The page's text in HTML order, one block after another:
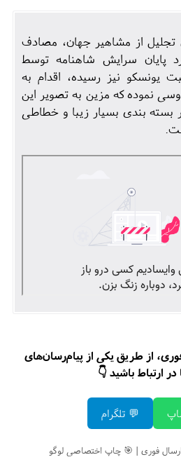
از مشاهیر جهان، مصادف
پایان سرایش شاهنامه توسط
یونسکو نیز رسیده، اقدام به
نموده که مزین به تصویر این
بسته بندی بسیار زیبا و خطاطی
از طریق یکی از پیام‌رسان‌های
در ارتباط باشید 👇
💬 تلگرام
فوری | 🎯 چاپ اختصاصی لوگو